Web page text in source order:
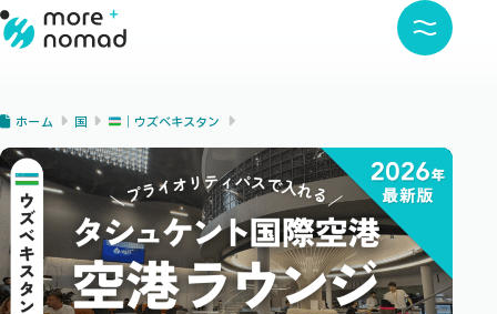
ホーム 国 ｜ウズベキスタン